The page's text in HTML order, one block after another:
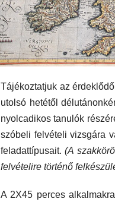
Tájékoztatjuk az
utolsó hetétől
nyolcadikos tanulók
szóbeli felvételi vizsgára
feladattípusait.(A
felvételire történő
A 2X45 perces